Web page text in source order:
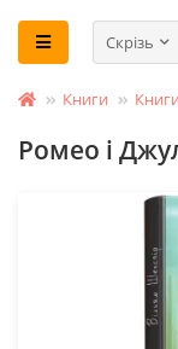
Скрізь
Книги
Ромео і